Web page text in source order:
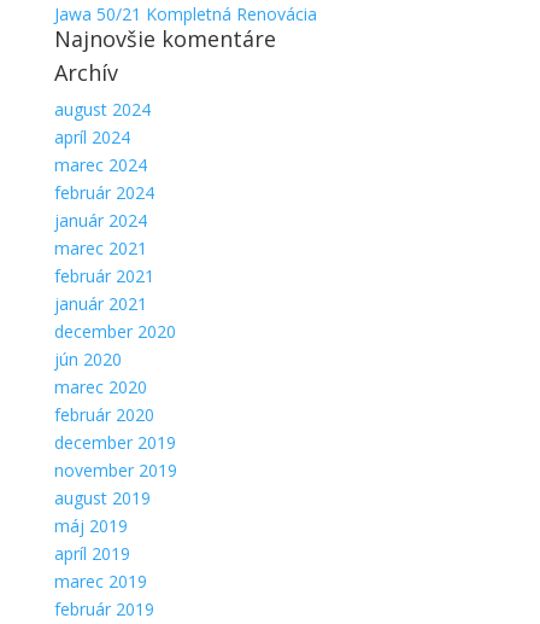
Jawa 50/21 Kompletná Renovácia
Najnovšie komentáre
Archív
august 2024
apríl 2024
marec 2024
február 2024
január 2024
marec 2021
február 2021
január 2021
december 2020
jún 2020
marec 2020
február 2020
december 2019
november 2019
august 2019
máj 2019
apríl 2019
marec 2019
február 2019
Nevyhnutné
Tieto súbory
cookie nie
sú voliteľné.
Sú potrebné
fungovanie
webovej
stránky.
Štatistiky
Aby sme
mohli
zlepšiť
funkčnosť
štruktúru
webovej
stránky na
spôsobu
používania
webovej
stránky.